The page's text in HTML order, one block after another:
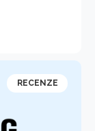
RECENZE